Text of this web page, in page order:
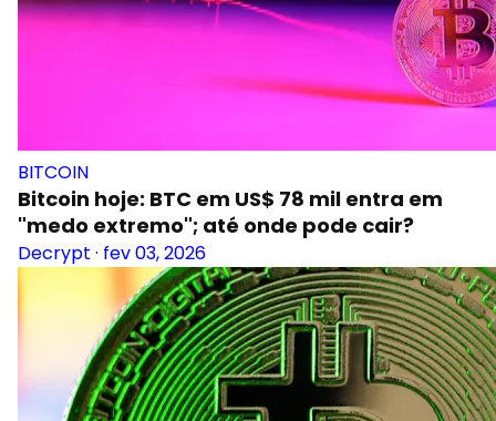
BITCOIN
Bitcoin hoje: BTC em US$ 78 mil entra em
"medo extremo"; até onde pode cair?
Decrypt · fev 03, 2026